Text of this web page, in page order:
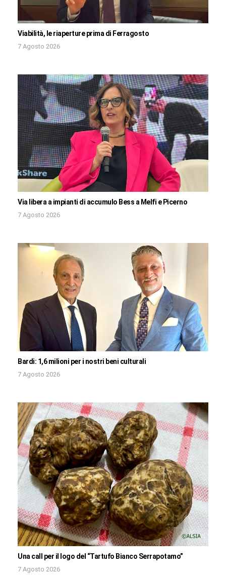
Viabilità, le riaperture prima di Ferragosto
7 Agosto 2026
Via libera a impianti di accumulo Bess a Melfi e Picerno
7 Agosto 2026
Bardi: 1,6 milioni per i nostri beni culturali
7 Agosto 2026
Una call per il logo del “Tartufo Bianco Serrapotamo”
7 Agosto 2026